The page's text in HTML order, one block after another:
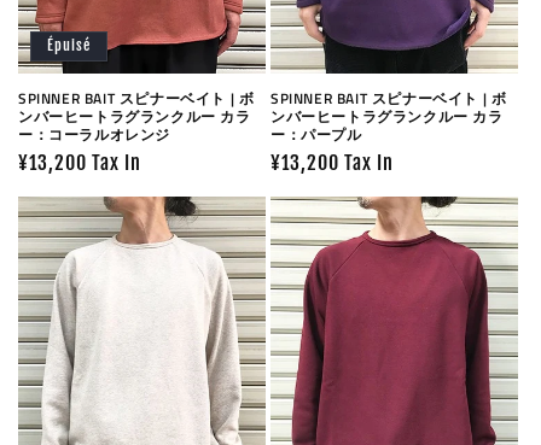
Épuisé
SPINNER BAIT スピナーベイト | ボ
ンバーヒートラグランクルー カラ
ー：コーラルオレンジ
Prix
¥13,200 Tax In
SPINNER BAIT スピナーベイト | ボ
ンバーヒートラグランクルー カラ
ー：パープル
Prix
¥13,200 Tax In